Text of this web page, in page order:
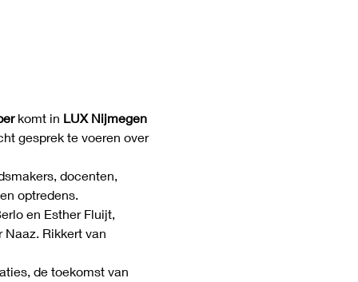
komt in LUX Nijmegen
gesprek te voeren over
docenten,
optredens.
en Esther Fluijt,
Naaz. Rikkert van
de toekomst van